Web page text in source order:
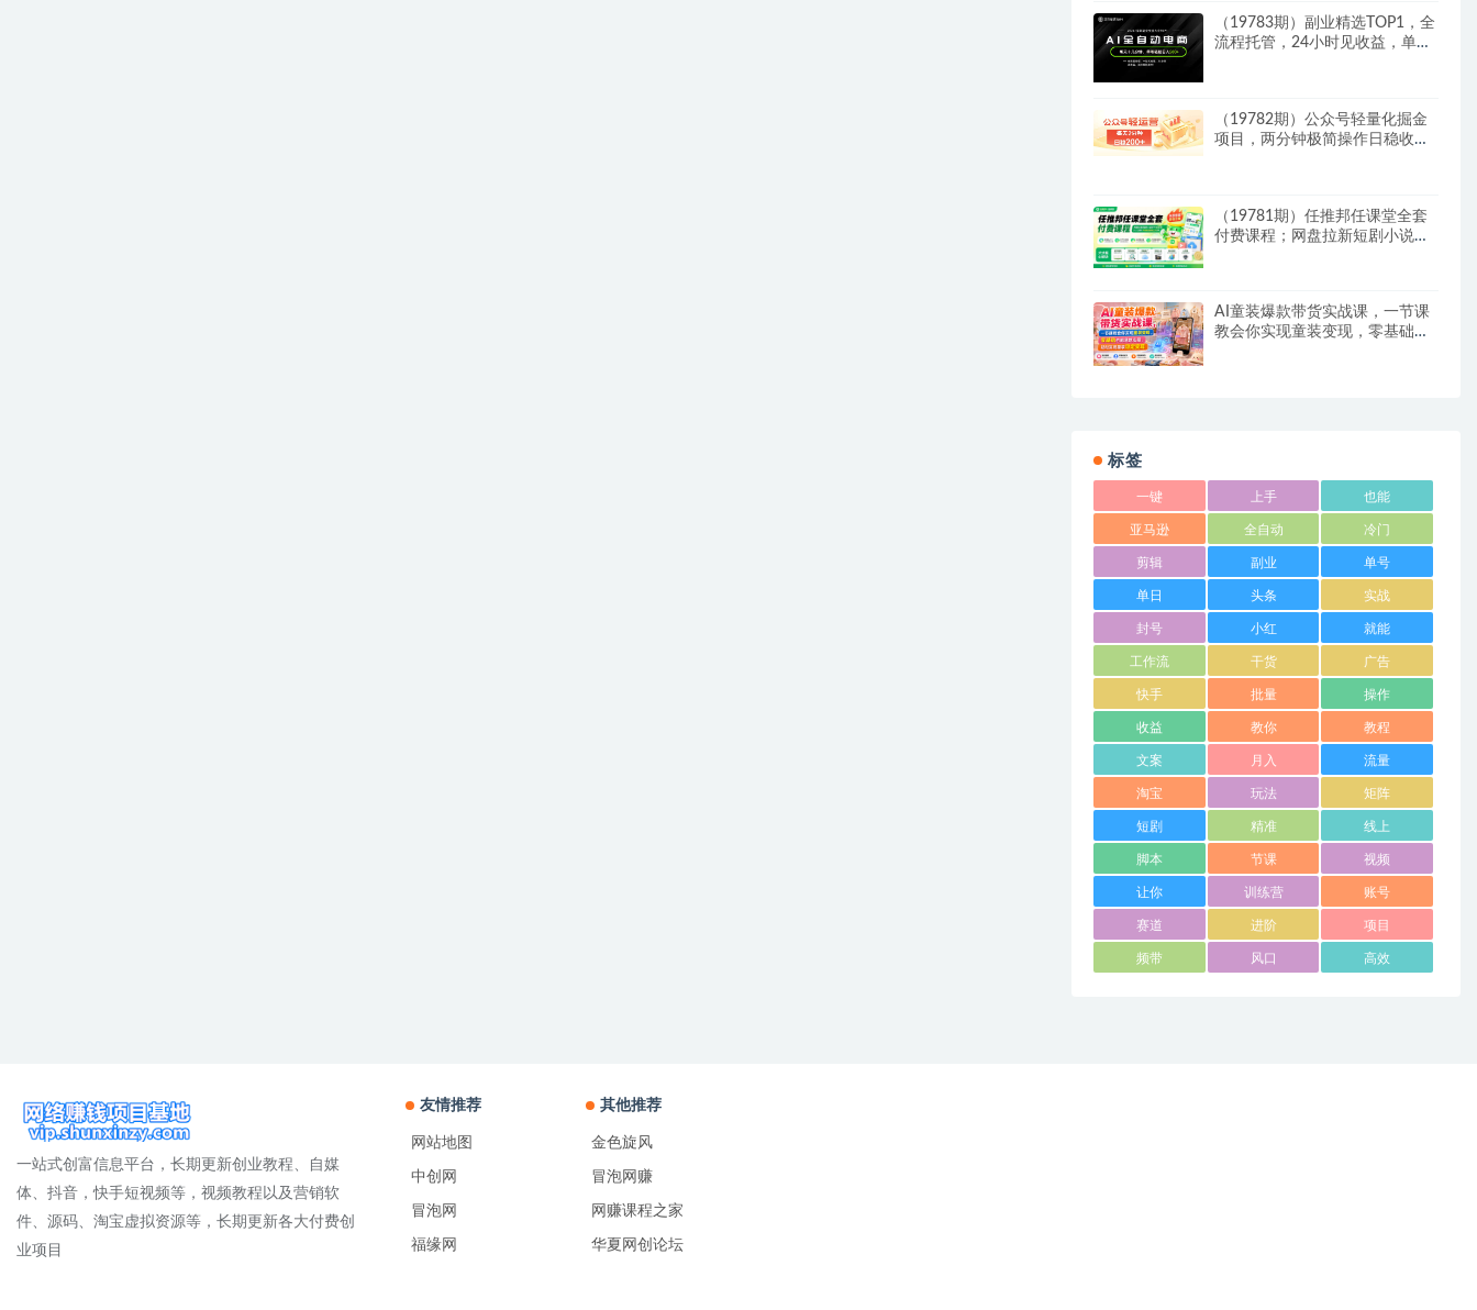
（19783期）副业精选TOP1，全
流程托管，24小时见收益，单号
（19782期）公众号轻量化掘金
项目，两分钟极简操作日稳收益
（19781期）任推邦任课堂全套
付费课程；网盘拉新短剧小说多
AI童装爆款带货实战课，一节课
教会你实现童装变现，零基础也
标签
一键 上手 也能
亚马逊 全自动 冷门
剪辑 副业 单号
单日 头条 实战
封号 小红 就能
工作流 干货 广告
快手 批量 操作
收益 教你 教程
文案 月入 流量
淘宝 玩法 矩阵
短剧 精准 线上
脚本 节课 视频
让你 训练营 账号
赛道 进阶 项目
频带 风口 高效
一站式创富信息平台，长期更新创业教程、自媒
体、抖音，快手短视频等，视频教程以及营销软
件、源码、淘宝虚拟资源等，长期更新各大付费创
业项目
友情推荐
网站地图
中创网
冒泡网
福缘网
其他推荐
金色旋风
冒泡网赚
网赚课程之家
华夏网创论坛